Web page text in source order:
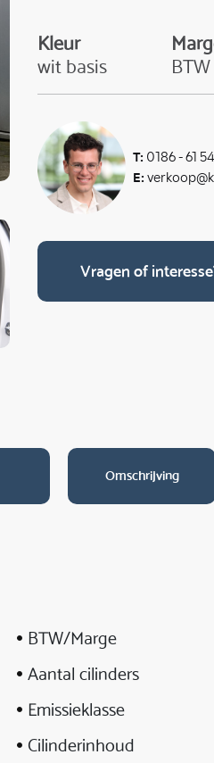
Kleur
wit basis BTW
T: 0186 - 61
E:
Vragen of
Omschrijving
BTW/Marge
Aantal cilinders
Emissieklasse
Cilinderinhoud